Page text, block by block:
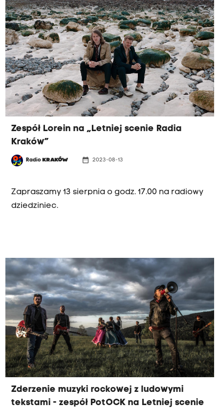
Zespół Lorein na „Letniej scenie Radia
Kraków”
Radio KRAKÓW date_range 2023-08-13
Zapraszamy 13 sierpnia o godz. 17.00 na radiowy
dziedziniec.
Zderzenie muzyki rockowej z ludowymi
tekstami - zespół PotOCK na Letniej scenie